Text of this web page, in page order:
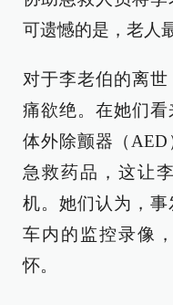
可遗憾的是，老人
对于李老伯的离
痛欲绝。在她们
体外除颤器（
急救药品，这让
机。她们认为，
车内的监控录像
怀。